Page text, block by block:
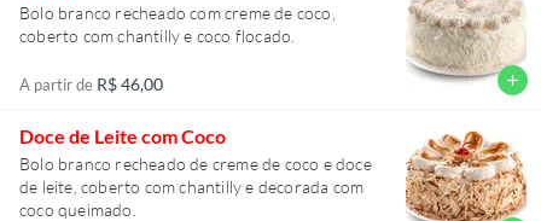
Bolo branco recheado com creme de coco,
coberto com chantilly e coco flocado.
A partir de R$ 46,00 add
Doce de Leite com Coco
Bolo branco recheado de creme de coco e doce
de leite, coberto com chantilly e decorada com
coco queimado.